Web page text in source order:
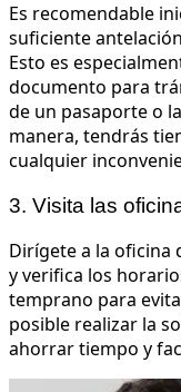
Es recomendable
suficiente
Esto es
documento para
de un pasaporte o
manera, tendrás
cualquier
3. Visita las
Dirígete a la oficina
y verifica los
temprano para
posible realizar la
ahorrar tiempo y